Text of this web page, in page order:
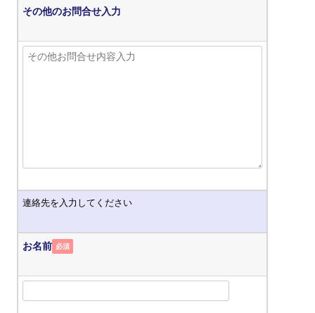
その他のお問合せ入力
連絡先を入力してください
お名前 必須